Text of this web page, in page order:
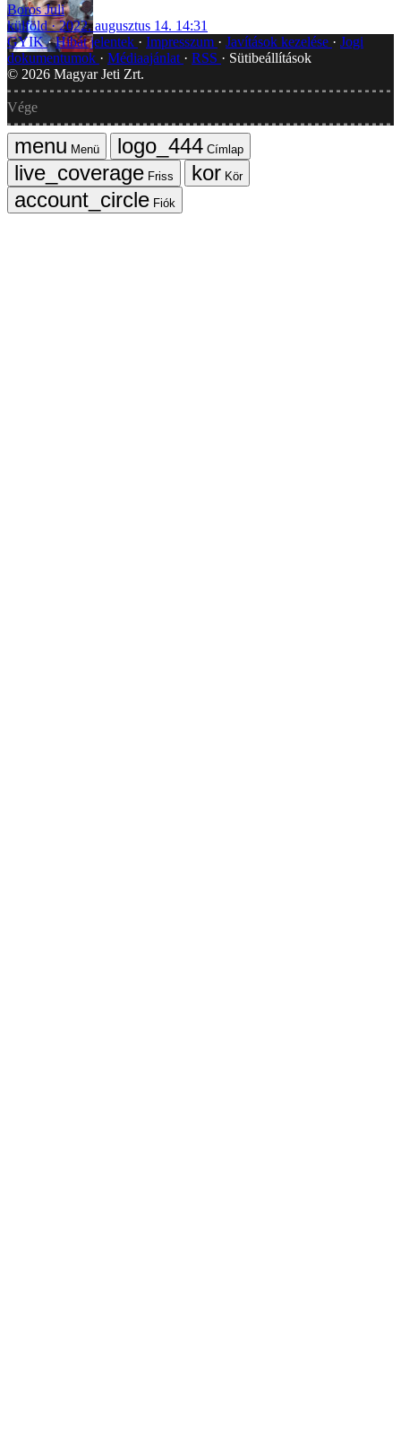
Boros Juli
külföld
2022. augusztus 14. 14:31
GYIK Hibát jelentek Impresszum Javítások kezelése
Jogi
dokumentumok
Médiaajánlat RSS
Sütibeállítások
© 2026 Magyar Jeti Zrt.
Vége
Menü
Címlap
Friss
Kör
Fiók